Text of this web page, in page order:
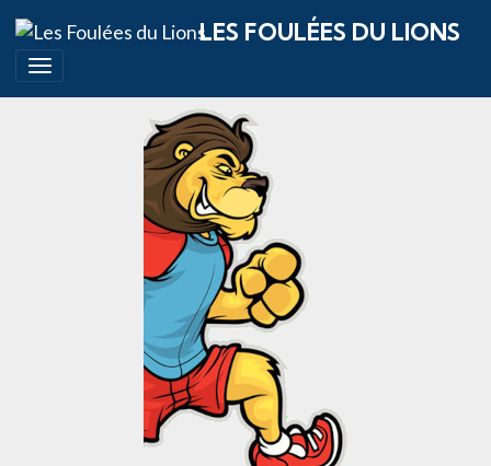
LES FOULÉES DU LIONS